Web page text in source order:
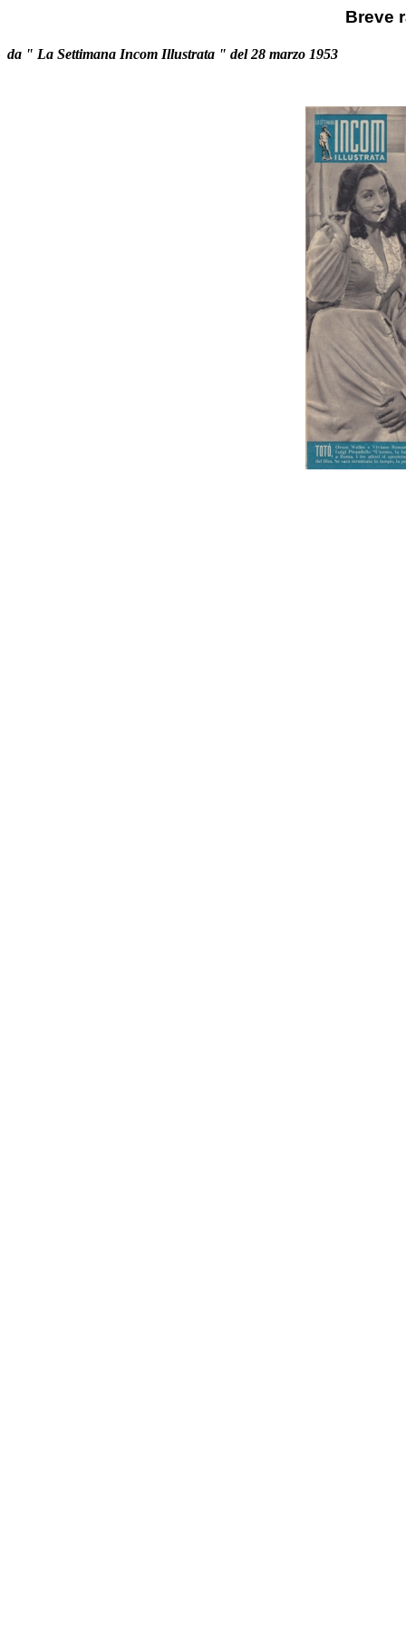
Breve
da " La Settimana Incom Illustrata " del 28 marzo 1953